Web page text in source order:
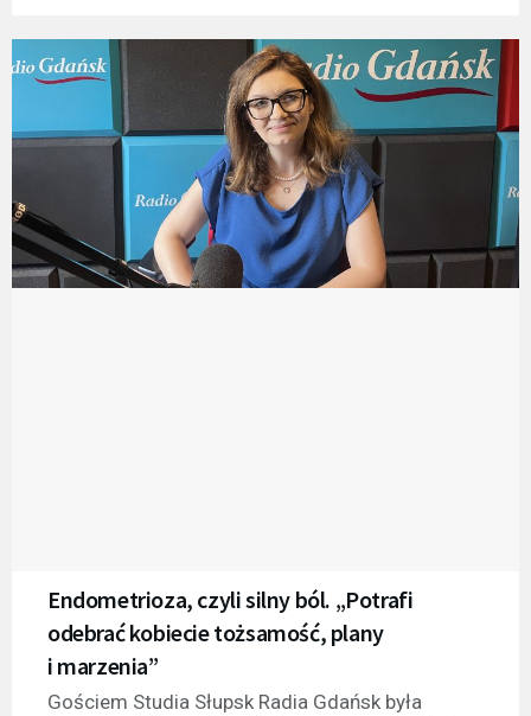
Endometrioza, czyli silny ból. „Potrafi
odebrać kobiecie tożsamość, plany
i marzenia”
Gościem Studia Słupsk Radia Gdańsk była